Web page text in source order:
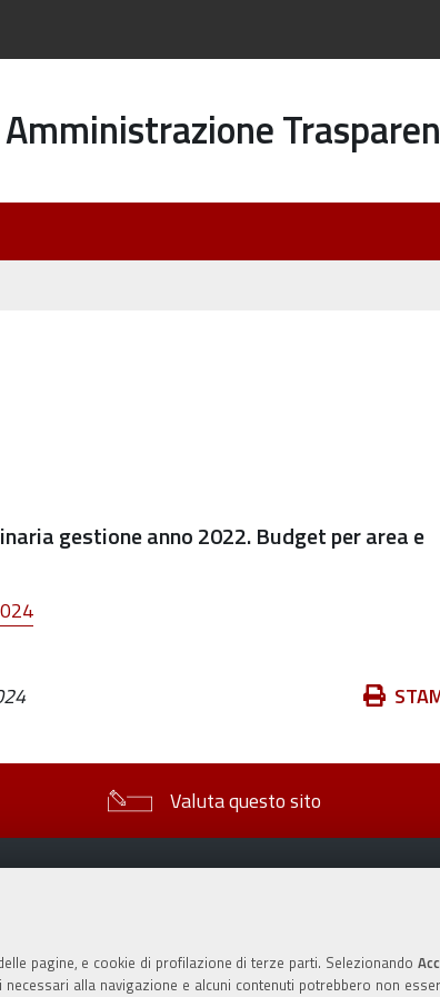
pagine, e cookie di profilazione di terze parti. Selezionando
alla navigazione e alcuni contenuti potrebbero non
gestione anno 2022. Budget per area e
Azioni
Valuta questo sito